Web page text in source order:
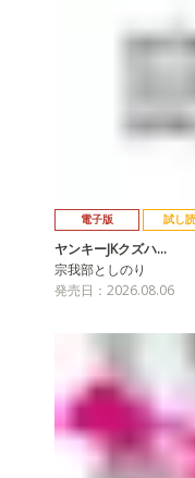
電子版 試し
ヤンキーJKクズハ…
宗我部としのり
発売日：2026.08.06